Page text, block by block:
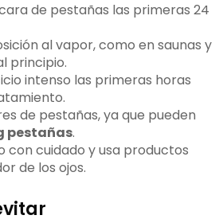
de pestañas las primeras 24
al vapor, como en saunas y
principio.
intenso las primeras horas
de pestañas, ya que pueden
pestañas.
con cuidado y usa productos
de los ojos.